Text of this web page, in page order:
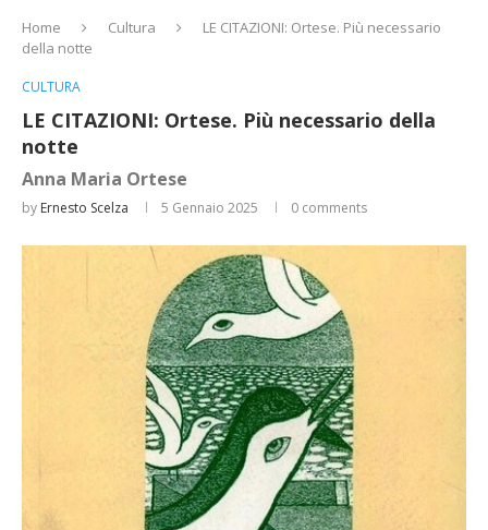
Home Cultura
LE CITAZIONI: Ortese. Più necessario
della notte
CULTURA
LE CITAZIONI: Ortese. Più necessario della
notte
Anna Maria Ortese
by Ernesto Scelza 5 Gennaio 2025 0 comments